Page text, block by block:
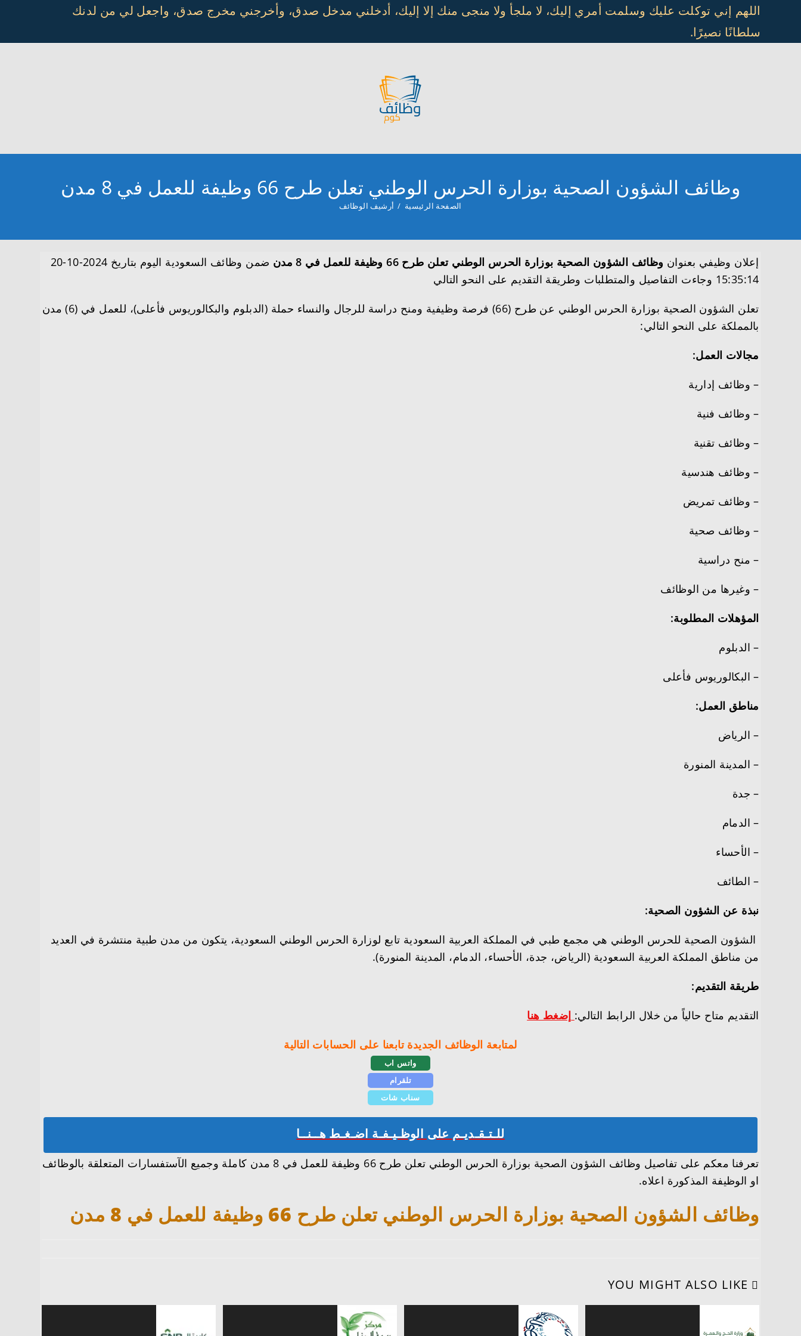
content
اللهم إني توكلت عليك وسلمت أمري إليك، لا ملجأ ولا منجى منك إلا إليك، أدخلني مدخل صدق، وأخرجني مخرج صدق، واجعل لي من لدنك
سلطانًا نصيرًا.
وظائف الشؤون الصحية بوزارة الحرس الوطني تعلن طرح 66 وظيفة للعمل في 8 مدن
الصفحة الرئيسية / أرشيف الوظائف
إعلان وظيفي بعنوان وظائف الشؤون الصحية بوزارة الحرس الوطني تعلن طرح 66 وظيفة للعمل في 8 مدن
ضمن وظائف السعودية اليوم بتاريخ 2024-10-20
15:35:14 وجاءت التفاصيل والمتطلبات وطريقة التقديم على النحو التالي
تعلن الشؤون الصحية بوزارة الحرس الوطني عن طرح (66) فرصة وظيفية ومنح دراسة للرجال والنساء حملة (الدبلوم والبكالوريوس فأعلى)، للعمل في (6) مدن
بالمملكة على النحو التالي:
مجالات العمل:
– وظائف إدارية
– وظائف فنية
– وظائف تقنية
– وظائف هندسية
– وظائف تمريض
– وظائف صحية
– منح دراسية
– وغيرها من الوظائف
المؤهلات المطلوبة:
– الدبلوم
– البكالوريوس فأعلى
مناطق العمل:
– الرياض
– المدينة المنورة
– جدة
– الدمام
– الأحساء
– الطائف
نبذة عن الشؤون الصحية:
الشؤون الصحية للحرس الوطني هي مجمع طبي في المملكة العربية السعودية تابع لوزارة الحرس الوطني السعودية، يتكون من مدن طبية منتشرة في العديد
من مناطق المملكة العربية السعودية (الرياض، جدة، الأحساء، الدمام، المدينة المنورة).
طريقة التقديم:
التقديم متاح حالياً من خلال الرابط التالي: إضغط هنا
لمتابعة الوظائف الجديدة تابعنا على الحسابات التالية
واتس اب
تلقرام
سناب شات
للـتـقـديـم على الوظـيـفـة اضـغـط هــنــا
تعرفنا معكم على تفاصيل وظائف الشؤون الصحية بوزارة الحرس الوطني تعلن طرح 66 وظيفة للعمل في 8 مدن كاملة وجميع الآستفسارات المتعلقة بالوظائف
او الوظيفة المذكورة اعلاه.
وظائف الشؤون الصحية بوزارة الحرس الوطني تعلن طرح 66 وظيفة للعمل في 8 مدن
YOU MIGHT ALSO LIKE